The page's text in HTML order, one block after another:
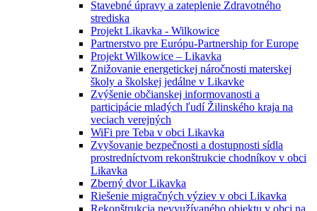
Stavebné úpravy a zateplenie Zdravotného
strediska
Projekt Likavka - Wilkowice
Partnerstvo pre Európu-Partnership for Europe
Projekt Wilkowice – Likavka
Znižovanie energetickej náročnosti materskej
školy a školskej jedálne v Likavke
Zvýšenie občianskej informovanosti a
participácie mladých ľudí Žilinského kraja na
veciach verejných
WiFi pre Teba v obci Likavka
Zvyšovanie bezpečnosti a dostupnosti sídla
prostredníctvom rekonštrukcie chodníkov v obci
Likavka
Zberný dvor Likavka
Riešenie migračných výziev v obci Likavka
Rekonštrukcia nevyužívaného objektu v obci na